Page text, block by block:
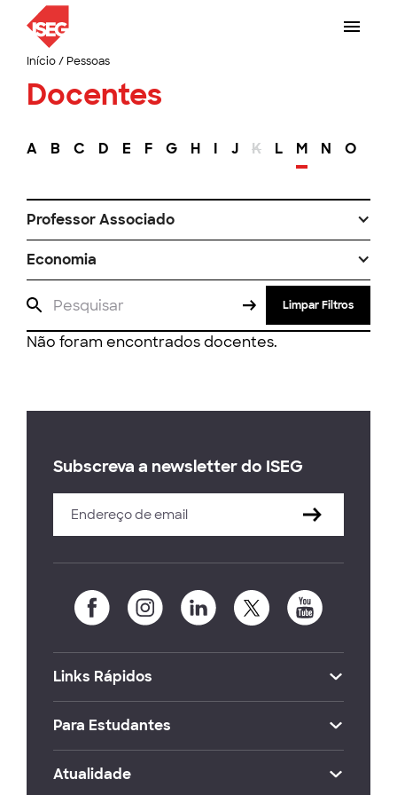
Início/ Pessoas
Docentes
A B C D E F G H I J K L M N O
Professor Associado
Economia
Limpar Filtros
Não foram encontrados docentes.
Subscreva a newsletter do ISEG
Links Rápidos
Para Estudantes
Atualidade